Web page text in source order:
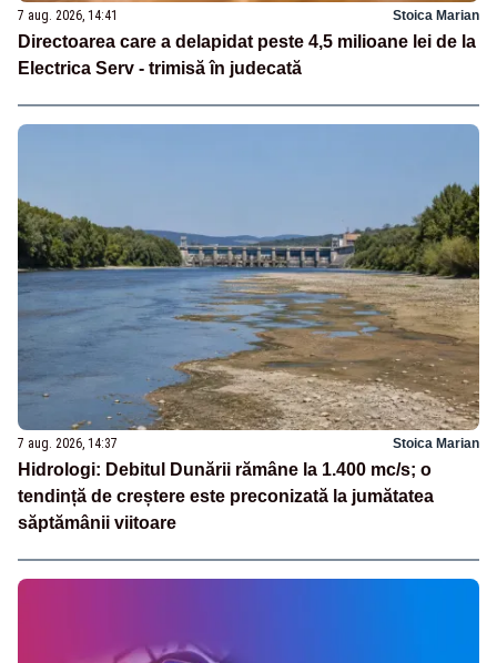
7 aug. 2026, 14:41 Stoica Marian
Directoarea care a delapidat peste 4,5 milioane lei de la
Electrica Serv - trimisă în judecată
7 aug. 2026, 14:37 Stoica Marian
Hidrologi: Debitul Dunării rămâne la 1.400 mc/s; o
tendință de creștere este preconizată la jumătatea
săptămânii viitoare